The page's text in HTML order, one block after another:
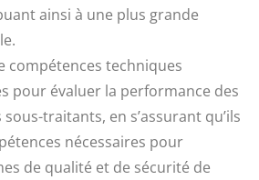
ainsi à une plus grande
compétences techniques
pour évaluer la performance des
traitants, en s’assurant qu’ils
nécessaires pour
de qualité et de sécurité de